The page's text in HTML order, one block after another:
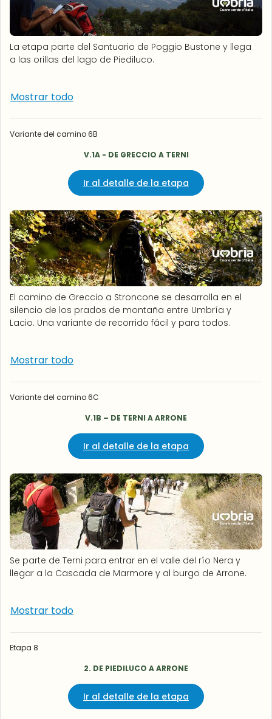
La etapa parte del Santuario de Poggio Bustone y llega
a las orillas del lago de Piediluco.
Mostrar todo
Variante del camino 6B
V.1A - DE GRECCIO A TERNI
Ir al detalle de la etapa
El camino de Greccio a Stroncone se desarrolla en el
silencio de los prados de montaña entre Umbría y
Lacio. Una variante de recorrido fácil y para todos.
Mostrar todo
Variante del camino 6C
V.1B – DE TERNI A ARRONE
Ir al detalle de la etapa
Se parte de Terni para entrar en el valle del río Nera y
llegar a la Cascada de Marmore y al burgo de Arrone.
Mostrar todo
Etapa 8
2. DE PIEDILUCO A ARRONE
Ir al detalle de la etapa